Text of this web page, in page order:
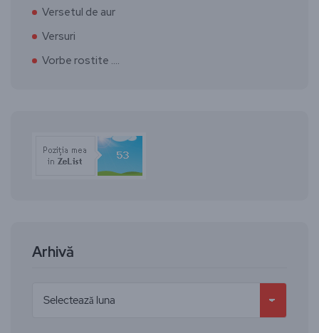
Versetul de aur
Versuri
Vorbe rostite ….
Arhivă